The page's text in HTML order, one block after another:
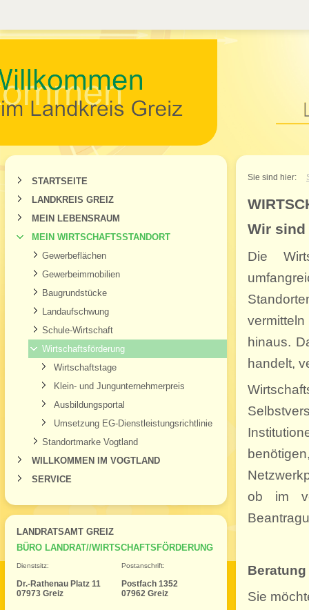
Willkommen im
STARTSEITE
LANDKREIS GREIZ
MEIN LEBENSRAUM
MEIN WIRTSCHAFTSSTANDORT
Gewerbeflächen
Gewerbeimmobilien
Baugrundstücke
Landaufschwung
Schule-Wirtschaft
Wirtschaftsförderung
Wirtschaftstage
Klein- und Jungunternehmerpreis
Ausbildungsportal
Umsetzung EG-Dienstleistungsrichtlinie
Standortmarke Vogtland
WILLKOMMEN IM VOGTLAND
SERVICE
LANDRATSAMT GREIZ
BÜRO LANDRAT//WIRTSCHAFTSFÖRDERUNG
Dienstsitz: Postanschrift:
Dr.-Rathenau Platz 11
Postfach 1352
07973 Greiz
07962 Greiz
Sie sind hier:
Wir sind
Die
hinaus.
handelt,
ob im
Sie